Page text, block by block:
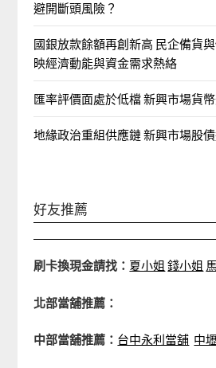
避開斷頭風險？
國銀放款餘額再創新高 民企備貨
映經濟動能與資金需求熱絡
匯率評價面處於低檔 新興市場貨
地緣政治重組供應鏈 新興市場股
好友推薦
刷卡換現金請找： 夏小姐 錢小姐
北部當舖推薦：
中部當舖推薦： 台中永利當舖 中